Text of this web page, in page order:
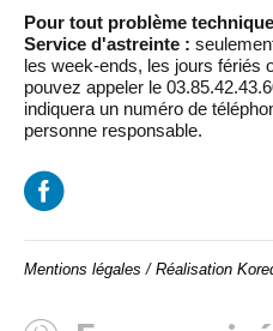
Pour tout problème
Service d'astreinte :
les week-ends, les jours fériés
pouvez appeler le
indiquera un numéro de
personne responsable.
Mentions légales / Réalisation